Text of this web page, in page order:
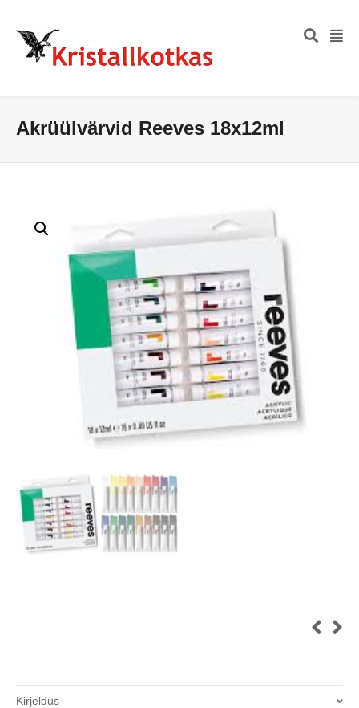
Akrüülvärvid Reeves 18x12ml
Kirjeldus